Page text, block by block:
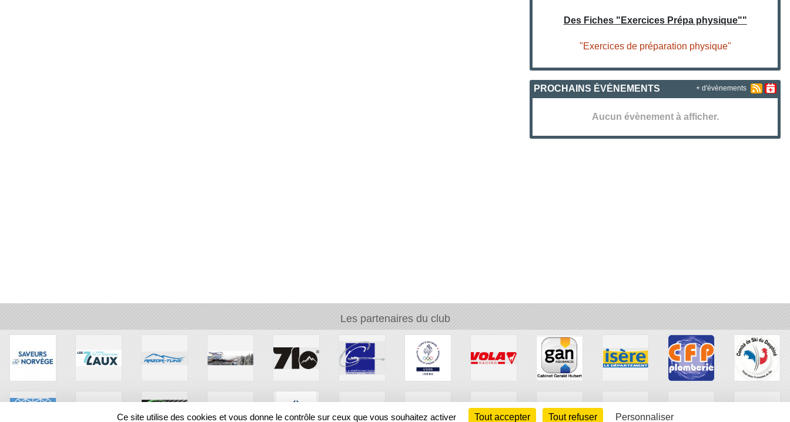
Des Fiches "Exercices Prépa physique""
"Exercices de préparation physique"
PROCHAINS ÉVÉNEMENTS
Aucun évènement à afficher.
+ d'évènements
Les partenaires du club
Ce site utilise des cookies et vous donne le contrôle sur ceux que vous souhaitez activer Tout accepter Tout refuser Personnaliser